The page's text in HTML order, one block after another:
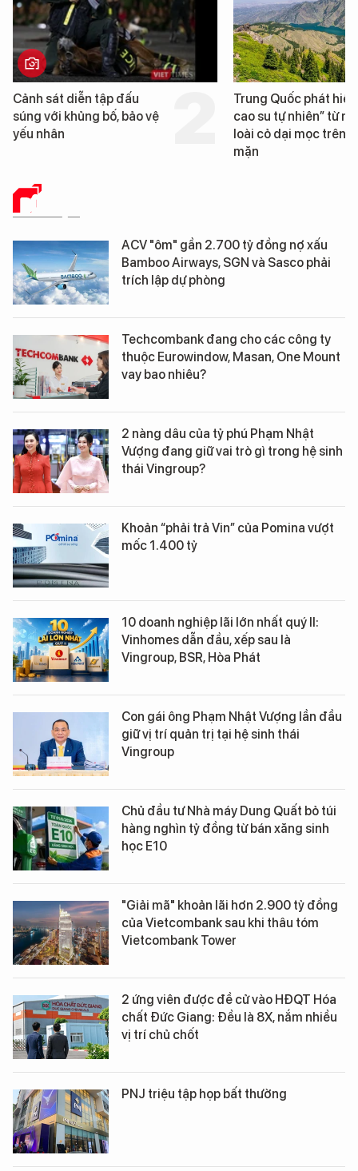
Trung Quốc phát hiện “mỏ
cao su tự nhiên” từ một
loài cỏ dại mọc trên đất
Loạt dự án bất
Đà Nẵng sắp bị
DỮ LIỆU
ACV "ôm" gần 2.700 tỷ đồng nợ xấu
Bamboo Airways, SGN và Sasco phải
trích lập dự phòng
Techcombank đang cho các công ty
thuộc Eurowindow, Masan, One Mount
vay bao nhiêu?
2 nàng dâu của tỷ phú Phạm Nhật
Vượng đang giữ vai trò gì trong hệ sinh
thái Vingroup?
Khoản “phải trả Vin” của Pomina vượt
mốc 1.400 tỷ
10 doanh nghiệp lãi lớn nhất quý II:
Vinhomes dẫn đầu, xếp sau là
Vingroup, BSR, Hòa Phát
Con gái ông Phạm Nhật Vượng lần đầu
giữ vị trí quản trị tại hệ sinh thái
Vingroup
Chủ đầu tư Nhà máy Dung Quất bỏ túi
hàng nghìn tỷ đồng từ bán xăng sinh
học E10
"Giải mã" khoản lãi hơn 2.900 tỷ đồng
của Vietcombank sau khi thâu tóm
Vietcombank Tower
2 ứng viên được đề cử vào HĐQT Hóa
chất Đức Giang: Đều là 8X, nắm nhiều
vị trí chủ chốt
PNJ triệu tập họp bất thường